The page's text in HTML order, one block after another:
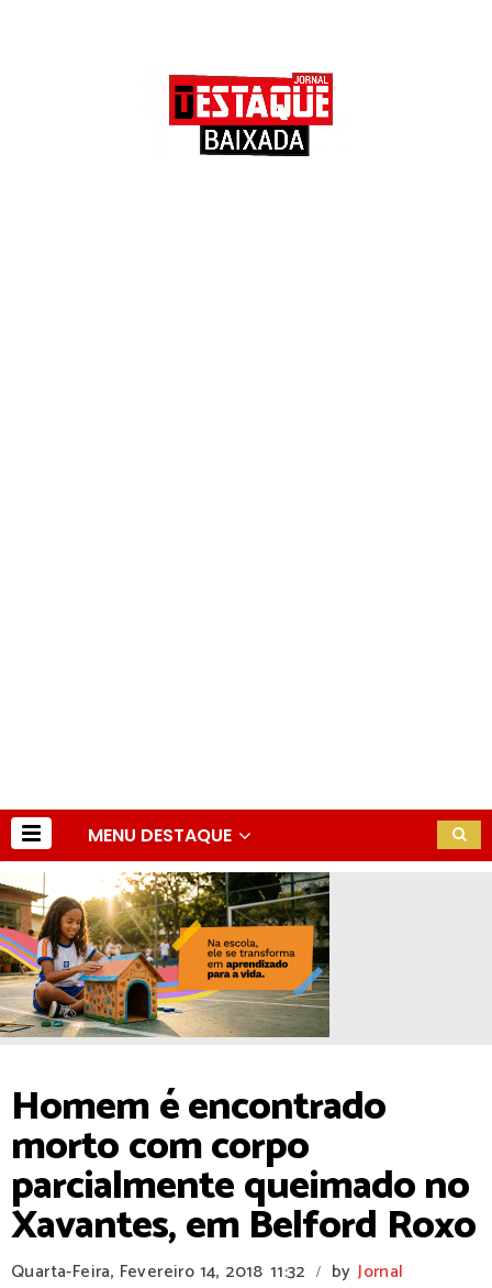
MENU DESTAQUE
Homem é encontrado
morto com corpo
parcialmente queimado no
Xavantes, em Belford Roxo
Quarta-Feira, Fevereiro 14, 2018 11:32 / by Jornal